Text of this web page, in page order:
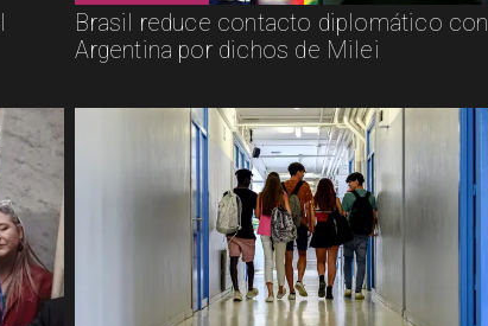
Brasil reduce contacto diplomático con
Argentina por dichos de Milei